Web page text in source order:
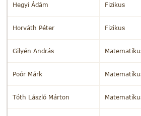
Hegyi Ádám Fizikus
Horváth Péter Fizikus
Gilyén András
Poór Márk
Tóth László Márton